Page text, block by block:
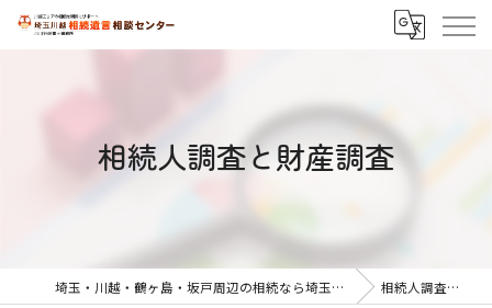
相続人調査と財産調査
埼玉・川越・鶴ヶ島・坂戸周辺の相続なら埼玉川越相続遺言相談センター 相続人調査と財産調査